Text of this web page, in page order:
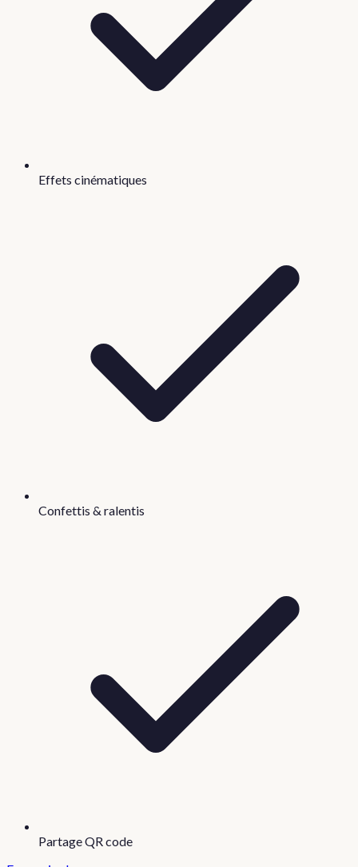
Effets cinématiques
Confettis & ralentis
Partage QR code